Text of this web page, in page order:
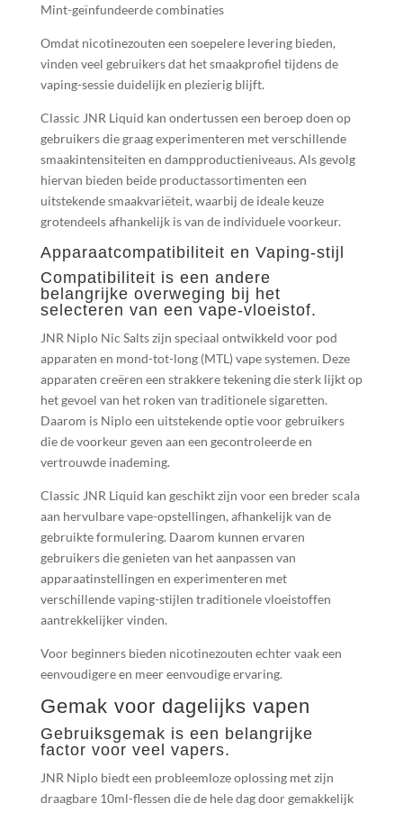
Mint-geïnfundeerde combinaties
Omdat nicotinezouten een soepelere levering bieden,
vinden veel gebruikers dat het smaakprofiel tijdens de
vaping-sessie duidelijk en plezierig blijft.
Classic JNR Liquid kan ondertussen een beroep doen op
gebruikers die graag experimenteren met verschillende
smaakintensiteiten en dampproductieniveaus. Als gevolg
hiervan bieden beide productassortimenten een
uitstekende smaakvariëteit, waarbij de ideale keuze
grotendeels afhankelijk is van de individuele voorkeur.
Apparaatcompatibiliteit en Vaping-stijl
Compatibiliteit is een andere
belangrijke overweging bij het
selecteren van een vape-vloeistof.
JNR Niplo Nic Salts zijn speciaal ontwikkeld voor pod
apparaten en mond-tot-long (MTL) vape systemen. Deze
apparaten creëren een strakkere tekening die sterk lijkt op
het gevoel van het roken van traditionele sigaretten.
Daarom is Niplo een uitstekende optie voor gebruikers
die de voorkeur geven aan een gecontroleerde en
vertrouwde inademing.
Classic JNR Liquid kan geschikt zijn voor een breder scala
aan hervulbare vape-opstellingen, afhankelijk van de
gebruikte formulering. Daarom kunnen ervaren
gebruikers die genieten van het aanpassen van
apparaatinstellingen en experimenteren met
verschillende vaping-stijlen traditionele vloeistoffen
aantrekkelijker vinden.
Voor beginners bieden nicotinezouten echter vaak een
eenvoudigere en meer eenvoudige ervaring.
Gemak voor dagelijks vapen
Gebruiksgemak is een belangrijke
factor voor veel vapers.
JNR Niplo biedt een probleemloze oplossing met zijn
draagbare 10ml-flessen die de hele dag door gemakkelijk